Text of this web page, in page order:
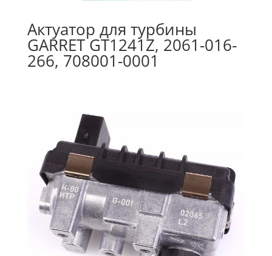
Актуатор для турбины
GARRET GT1241Z, 2061-016-
266, 708001-0001